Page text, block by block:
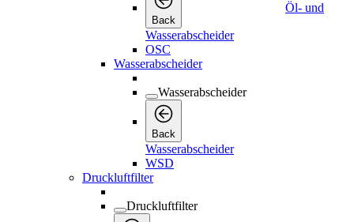
Back
Öl- und
Wasserabscheider
OSC
Wasserabscheider
Wasserabscheider
Back
Wasserabscheider
WSD
Druckluftfilter
Druckluftfilter